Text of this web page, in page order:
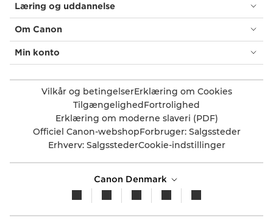
Læring og uddannelse
Om Canon
Min konto
Vilkår og betingelserErklæring om Cookies
TilgængelighedFortrolighed
Erklæring om moderne slaveri (PDF)
Officiel Canon-webshopForbruger: Salgssteder
Erhverv: SalgsstederCookie-indstillinger
Canon Denmark